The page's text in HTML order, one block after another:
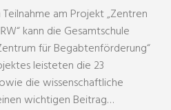
am Projekt „Zentren
kann die Gesamtschule
für Begabtenförderung“
leisteten die 23
die wissenschaftliche
wichtigen Beitrag…